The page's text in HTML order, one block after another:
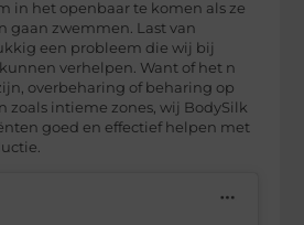
in het openbaar te komen als ze
gaan zwemmen. Last van
een probleem die wij bij
verhelpen. Want of het n
overbeharing of beharing op
zoals intieme zones, wij BodySilk
goed en effectief helpen met